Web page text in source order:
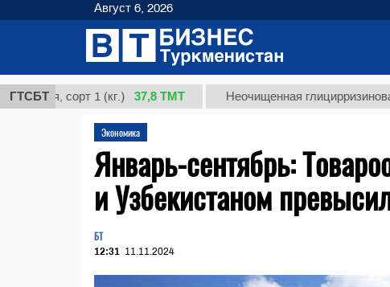
ГТСБТ
сорт 1 (кг.) 37,8 ТМТ Неочищенная глицирризиновая
Экономика
Январь-сентябрь:
и Узбекистаном
БТ
12:31 11.11.2024
Август 6, 2026